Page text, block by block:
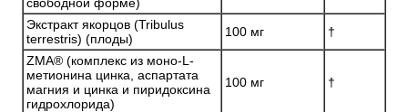
Экстракт якорцов (Tribulus
terrestris) (плоды)
100 мг
†
ZMA® (комплекс из моно-L-
метионина цинка, аспартата
магния и цинка и пиридоксина
гидрохлорида)
100 мг †